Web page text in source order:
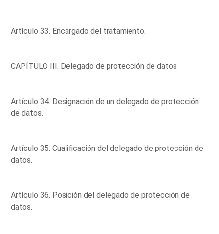
Artículo 33. Encargado del tratamiento.
CAPÍTULO III. Delegado de protección de datos
Artículo 34. Designación de un delegado de protección
de datos.
Artículo 35. Cualificación del delegado de protección de
datos.
Artículo 36. Posición del delegado de protección de
datos.